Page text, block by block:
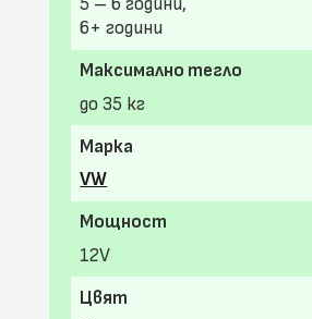
5 – 6 години,
6+ години
Максимално тегло
до 35 кг
Марка
VW
Мощност
12V
Цвят